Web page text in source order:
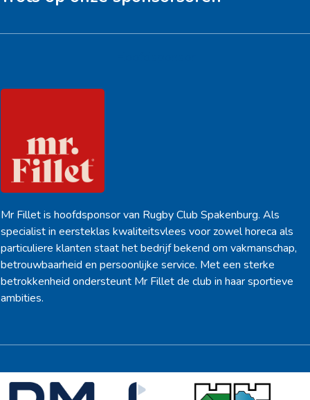
Mr Fillet is hoofdsponsor van Rugby Club Spakenburg. Als
specialist in eersteklas kwaliteitsvlees voor zowel horeca als
particuliere klanten staat het bedrijf bekend om vakmanschap,
betrouwbaarheid en persoonlijke service. Met een sterke
betrokkenheid ondersteunt Mr Fillet de club in haar sportieve
ambities.